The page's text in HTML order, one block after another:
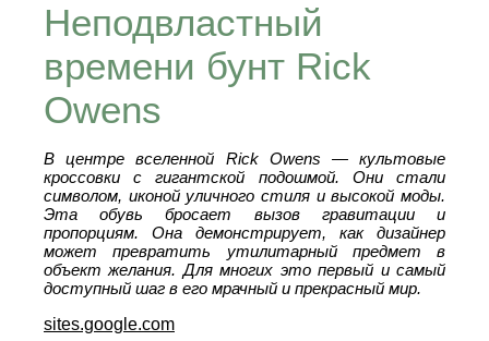
Неподвластный
времени бунт Rick
Owens
В центре вселенной Rick Owens — культовые
кроссовки с гигантской подошмой. Они стали
символом, иконой уличного стиля и высокой моды.
Эта обувь бросает вызов гравитации и
пропорциям. Она демонстрирует, как дизайнер
может превратить утилитарный предмет в
объект желания. Для многих это первый и самый
доступный шаг в его мрачный и прекрасный мир.
sites.google.com